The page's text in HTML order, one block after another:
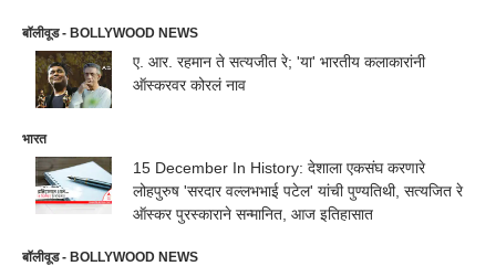
बॉलीवूड - BOLLYWOOD NEWS
ए. आर. रहमान ते सत्यजीत रे; 'या' भारतीय कलाकारांनी
ऑस्करवर कोरलं नाव
भारत
15 December In History: देशाला एकसंघ करणारे
लोहपुरुष 'सरदार वल्लभभाई पटेल' यांची पुण्यतिथी, सत्यजित रे
ऑस्कर पुरस्काराने सन्मानित, आज इतिहासात
बॉलीवूड - BOLLYWOOD NEWS